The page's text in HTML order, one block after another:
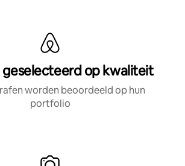
op kwaliteit
worden beoordeeld op hun
portfolio